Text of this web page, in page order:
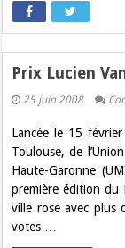
Prix Lucien
25 juin 2008
Lancée le 15
Toulouse, de
Haute-Garonne
première édition du
ville rose avec plus
votes …